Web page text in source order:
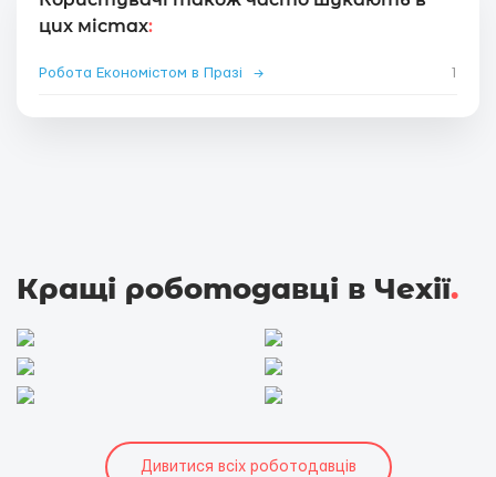
цих містах:
Робота Економістом в Празі → 1
Кращі роботодавці в Чехії.
Дивитися всіх роботодавців